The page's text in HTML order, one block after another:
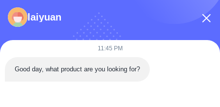
Nhà
Sản Phẩm
Video
Chuyến Tham Quan Nhà Máy
laiyuan
11:45 PM
Good day, what product are you looking for?